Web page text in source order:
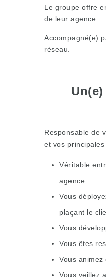
Le groupe offre
de leur agence.
Accompagné(e)
réseau.
Responsable de
et vos
Véritable
agence.
Vous
plaçant le
Vous
Vous êtes
Vous
Vous veillez